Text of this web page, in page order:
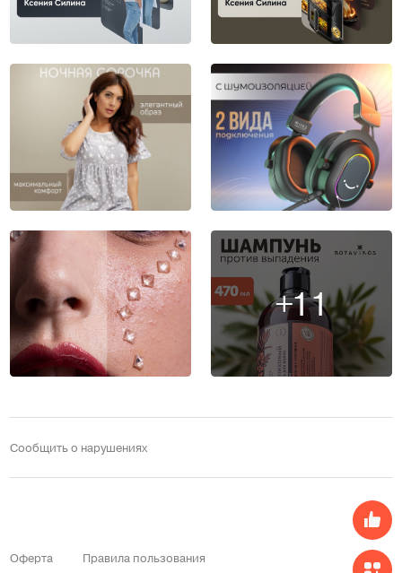
+11
Сообщить о нарушениях
Оферта
Правила пользования